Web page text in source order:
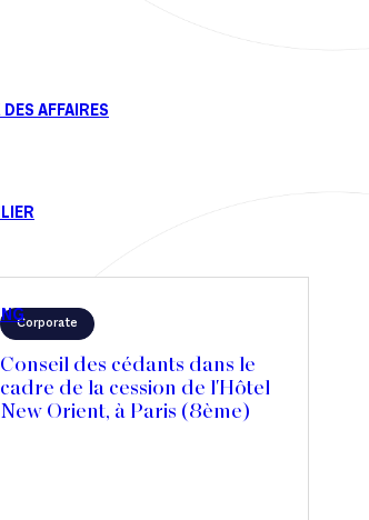
Corporate
Conseil des cédants dans le
cadre de la cession de l'Hôtel
New Orient, à Paris (8ème)